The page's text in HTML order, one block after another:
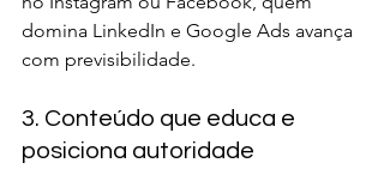
domina LinkedIn e Google Ads avança
com previsibilidade.
3. Conteúdo que educa e
posiciona autoridade